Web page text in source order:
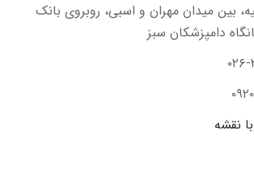
بین میدان مهران و اسبی، روبروی بانک
دامپزشکان سبز
نقشه